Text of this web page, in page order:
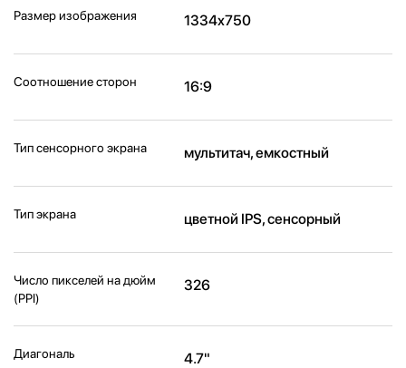
Размер изображения 1334x750
Соотношение сторон 16:9
Тип сенсорного экрана мультитач, емкостный
Тип экрана цветной IPS, сенсорный
Число пикселей на дюйм
(PPI)
326
Диагональ 4.7"